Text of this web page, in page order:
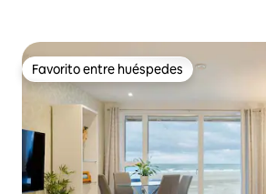
Favorito entre huéspedes
Favorito entre huéspedes